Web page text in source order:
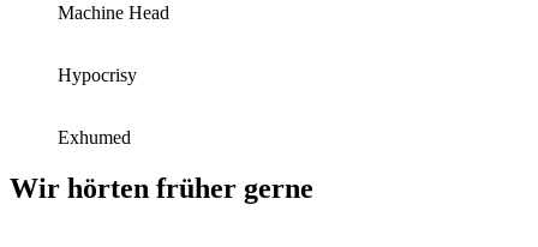
Machine Head
Hypocrisy
Exhumed
Wir hörten früher gerne